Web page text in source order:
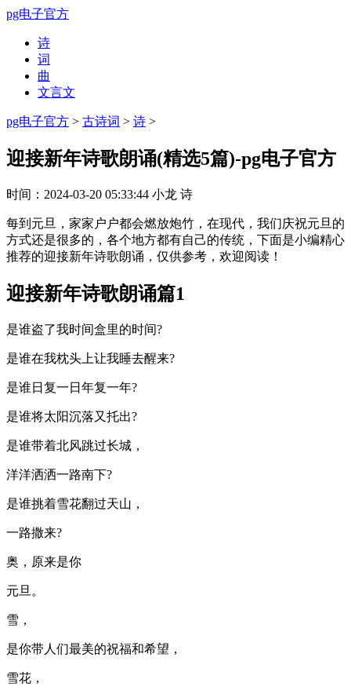
pg电子官方
诗
词
曲
文言文
pg电子官方 > 古诗词 > 诗 >
迎接新年诗歌朗诵(精选5篇)-pg电子官方
时间： 2024-03-20 05:33:44 小龙 诗
每到元旦，家家户户都会燃放炮竹，在现代，我们庆祝元旦的
方式还是很多的，各个地方都有自己的传统，下面是小编精心
推荐的迎接新年诗歌朗诵，仅供参考，欢迎阅读！
迎接新年诗歌朗诵篇1
是谁盗了我时间盒里的时间?
是谁在我枕头上让我睡去醒来?
是谁日复一日年复一年?
是谁将太阳沉落又托出?
是谁带着北风跳过长城，
洋洋洒洒一路南下?
是谁挑着雪花翻过天山，
一路撒来?
奥，原来是你
元旦。
雪，
是你带人们最美的祝福和希望，
雪花，